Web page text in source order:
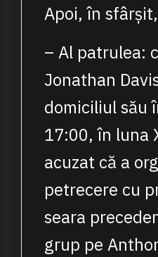
Apoi, în
– Al patrulea:
Jonathan
domiciliul său
17:00, în luna
acuzat că a
petrecere cu
seara
grup pe